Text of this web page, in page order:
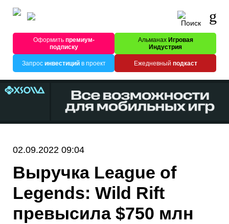
Оформитьпремиум-
подписку
Альманах Игровая
Индустрия
Запрос инвестицийв проект Ежедневный подкаст
02.09.2022 09:04
Выручка League of
Legends: Wild Rift
превысила $750 млн